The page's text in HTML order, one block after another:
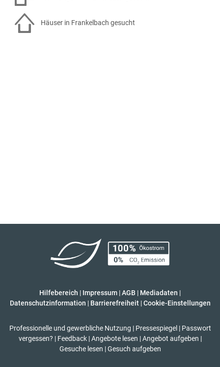
Häuser in Frankelbach gesucht
Hilfebereich | Impressum |AGB | Mediadaten |
Datenschutzinformation | Barrierefreiheit | Cookie-Einstellungen
Professionelle und gewerbliche Nutzung | Pressespiegel | Passwort
vergessen? | Feedback | Angebote lesen | Angebot aufgeben |
Gesuche lesen | Gesuch aufgeben